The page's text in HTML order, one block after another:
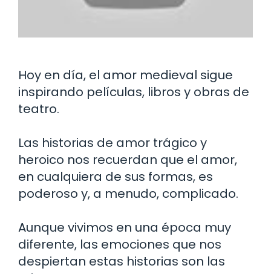
Hoy en día, el amor medieval sigue
inspirando películas, libros y obras de
teatro.
Las historias de amor trágico y
heroico nos recuerdan que el amor,
en cualquiera de sus formas, es
poderoso y, a menudo, complicado.
Aunque vivimos en una época muy
diferente, las emociones que nos
despiertan estas historias son las